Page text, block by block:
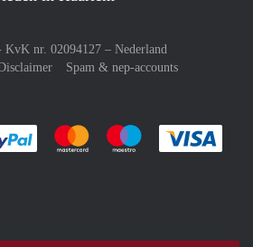
KvK nr. 02094127 – Nederland
Spam & nep-accounts
Je rekent gemakkelijk af met Paypal
Je rekent gemakkelijk af met
Je rekent